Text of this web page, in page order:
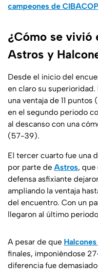
campeones de
¿Cómo se vivió
Astros y
Desde el inicio del
en claro su
una ventaja de 11
en el segundo periodo
al descanso con una
(57-39).
El tercer cuarto fue una
por parte de Astros, que
defensa asfixiante
ampliando la ventaja
del encuentro. Con un
llegaron al último
A pesar de que Halcones
finales, imponiéndose
diferencia fue